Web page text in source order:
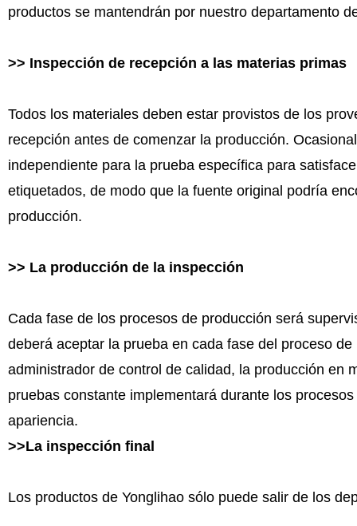
productos se mantendrán por nuestro departamento
>> Inspección de recepción a las materias primas
Todos los materiales deben estar provistos de los
recepción antes de comenzar la producción.
independiente para la prueba específica para
etiquetados, de modo que la fuente original podría
producción.
>> La producción de la inspección
Cada fase de los procesos de producción será
deberá aceptar la prueba en cada fase del proceso
administrador de control de calidad, la producción en
pruebas constante implementará durante los
apariencia.
>>La inspección final
Los productos de Yonglihao sólo puede salir de los